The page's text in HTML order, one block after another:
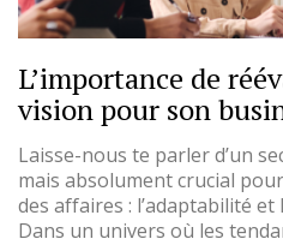
L’importance de
vision pour son
Laisse-nous te parler d’un
mais absolument crucial
des affaires : l’adaptabilité
Dans un univers où les